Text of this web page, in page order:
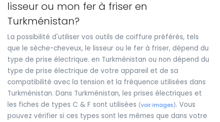
lisseur ou mon fer à friser en
Turkménistan?
La possibilité d'utiliser vos outils de coiffure préférés, tels
que le sèche-cheveux, le lisseur ou le fer à friser, dépend du
type de prise électrique. en Turkménistan ou non dépend du
type de prise électrique de votre appareil et de sa
compatibilité avec la tension et la fréquence utilisées dans
Turkménistan. Dans Turkménistan, les prises électriques et
les fiches de types C & F sont utilisées (voir images). Vous
pouvez vérifier si ces types sont les mêmes que dans votre